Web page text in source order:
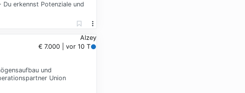
erkennst Potenziale und
Alzey
€ 7.000 | vor 10 T
und
Union